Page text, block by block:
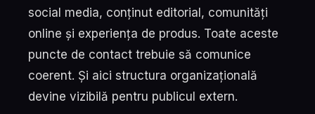
social media, conținut editorial, comunități
online și experiența de produs. Toate aceste
puncte de contact trebuie să comunice
coerent. Și aici structura organizațională
devine vizibilă pentru publicul extern.